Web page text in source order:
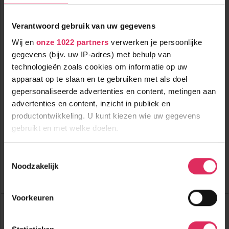
Verantwoord gebruik van uw gegevens
Wij en onze 1022 partners verwerken je persoonlijke
gegevens (bijv. uw IP-adres) met behulp van
technologieën zoals cookies om informatie op uw
apparaat op te slaan en te gebruiken met als doel
gepersonaliseerde advertenties en content, metingen aan
advertenties en content, inzicht in publiek en
productontwikkeling. U kunt kiezen wie uw gegevens
gebruikt en met welke doelen.
Informatie verzamelen over uw geografische
Uw apparaat identificeren door het actief te
scannen op specifieke eigenschappen (fingerprinting)
Noodzakelijk
Voorkeuren
van Les Saisies!
vanaf
409 p.p.
incl. skipas
500m tot centrum
600m tot skilift
0m tot piste
7,7
Résidence CGH Le Hameau du Beaufortain